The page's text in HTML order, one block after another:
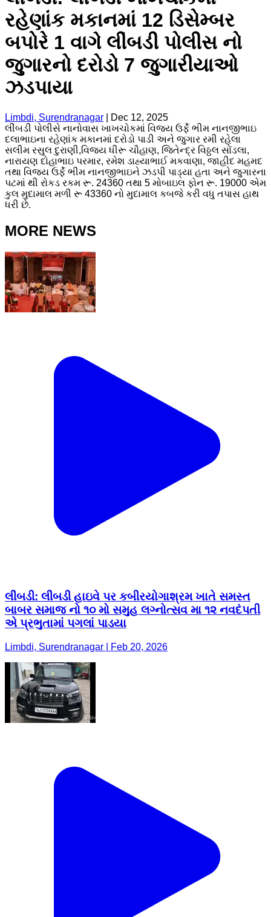
રહેણાંક મકાનમાં 12 ડિસેમ્બર
બપોરે 1 વાગે લીંબડી પોલીસ નો
જુગારનો દરોડો 7 જુગારીયાઓ
ઝડપાયા
Limbdi, Surendranagar
Dec 12, 2025
લીંબડી પોલીસે નાનોવાસ ખાખચોકમાં વિજય ઉર્ફે ભીમ નાનજીભાઇ
દલાભાઇના રહેણાંક મકાનમાં દરોડો પાડી અને જુગાર રમી રહેલા
સલીમ રસુલ દુરાણી,વિજય ધીરૂ ચૌહાણ, જિતેન્દ્ર વિઠ્ઠલ સોંડલા,
નારાયણ દોહાભાઇ પરમાર, રમેશ ડાહ્યાભાઈ મકવાણા, જાહીદ મહમદ
તથા વિજય ઉર્ફે ભીમ નાનજીભાઇને ઝડપી પાડ્યા હતા અને જુગારના
પટમાં થી રોકડ રકમ રૂ. 24360 તથા 5 મોબાઇલ ફોન રૂ. 19000 એમ
કુલ મુદામાલ મળી રૂ 43360 નો મુદામાલ કબજે કરી વધુ તપાસ હાથ
ધરી છે.
MORE NEWS
લીંબડી: લીંબડી હાઇવે પર કબીરયોગાશ્રમ ખાતે સમસ્ત
બાબર સમાજ નો ૧૦ મો સમુહ લગ્નોત્સવ મા ૧૨ નવદંપતી
એ પ્રભુતામાં પગલાં પાડયા
Limbdi, Surendranagar | Feb 20, 2026